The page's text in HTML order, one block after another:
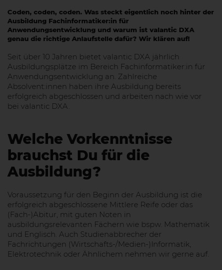
Coden, coden, coden. Was steckt eigentlich noch hinter der
Ausbildung Fachinformatiker:in für
Anwendungsentwicklung und warum ist valantic DXA
genau die richtige Anlaufstelle dafür? Wir klären auf!
Seit über 10 Jahren bietet valantic DXA jährlich
Ausbildungsplätze im Bereich Fachinformatiker:in für
Anwendungsentwicklung an. Zahlreiche
Absolvent:innen haben ihre Ausbildung bereits
erfolgreich abgeschlossen und arbeiten nach wie vor
bei valantic DXA.
Welche Vorkenntnisse
brauchst Du für die
Ausbildung?
Voraussetzung für den Beginn der Ausbildung ist die
erfolgreich abgeschlossene Mittlere Reife oder das
(Fach-)Abitur, mit guten Noten in
ausbildungsrelevanten Fächern wie bspw. Mathematik
und Englisch. Auch Studienabbrecher der
Fachrichtungen (Wirtschafts-/Medien-)Informatik,
Elektrotechnik oder Ähnlichem nehmen wir gerne auf.